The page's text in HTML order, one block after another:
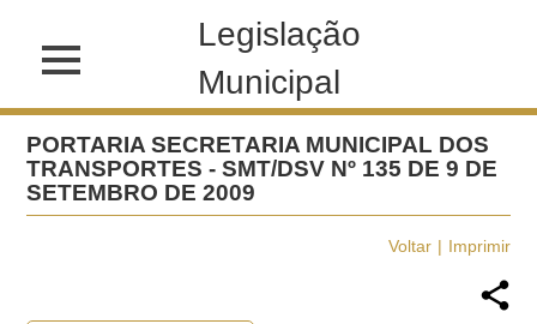
Legislação
Municipal
PORTARIA SECRETARIA MUNICIPAL DOS
TRANSPORTES - SMT/DSV Nº 135 DE 9 DE
SETEMBRO DE 2009
Voltar Imprimir